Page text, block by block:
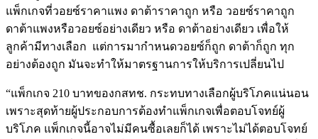
แพ็กเกจที่วอยซ์ราคาแพง ดาต้าราคาถูก หรือ วอยซ์ราคาถูก
ดาต้าแพงหรือวอยซ์อย่างเดียว หรือ ดาต้าอย่างเดียว เพื่อให้
ลูกค้ามีทางเลือก แต่การมากำหนดวอยซ์ก็ถูก ดาต้าก็ถูก ทุก
อย่างต้องถูก มันจะทำให้มาตรฐานการให้บริการเปลี่ยนไป
“แพ็กเกจ 210 บาทของกสทช. กระทบทางเลือกผู้บริโภคแน่นอน
เพราะสุดท้ายผู้ประกอบการต้องทำแพ็กเกจเพื่อตอบโจทย์ผู้
บริโภค แพ็กเกจนี้อาจไม่มีคนซื้อเลยก็ได้ เพราะไม่ได้ตอบโจทย์